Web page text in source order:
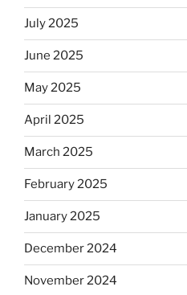
July 2025
June 2025
May 2025
April 2025
March 2025
February 2025
January 2025
December 2024
November 2024